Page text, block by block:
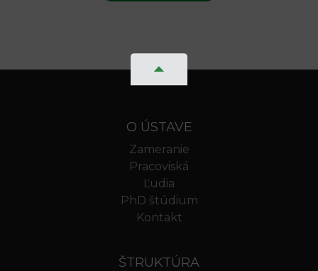
O ÚSTAVE
Zameranie
Pracoviská
Ľudia
PhD štúdium
Kontakt
ŠTRUKTÚRA